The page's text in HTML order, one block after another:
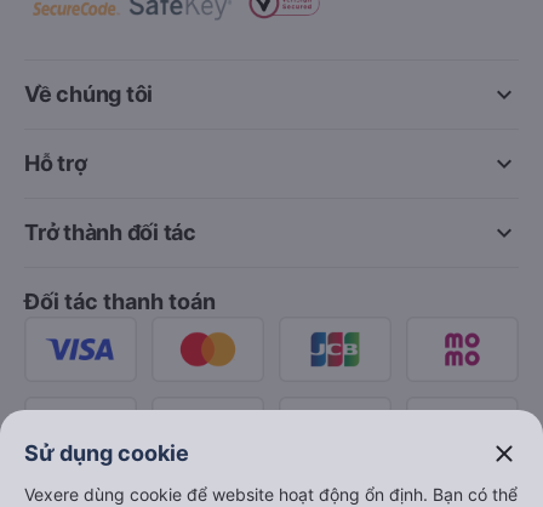
keyboard_arrow_down
Về chúng tôi
keyboard_arrow_down
Hỗ trợ
keyboard_arrow_down
Trở thành đối tác
Đối tác thanh toán
Sử dụng cookie close
Vexere dùng cookie để website hoạt động ổn định. Bạn có thể